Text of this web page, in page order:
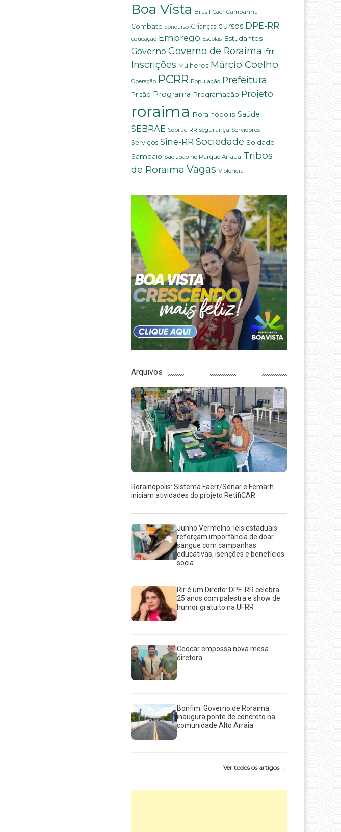
Boa Vista Brasil Caer Campanha
Combate concurso Crianças cursos DPE-RR
educação Emprego Escolas Estudantes
Governo Governo de Roraima ifrr
Inscrições Mulheres Márcio Coelho
Operação PCRR População Prefeitura
Prisão Programa Programação Projeto
roraima Rorainópolis Saúde
SEBRAE Sebrae-RR segurança Servidores
Serviços Sine-RR Sociedade Soldado
Sampaio São João no Parque Anauá Tribos
de Roraima Vagas Violência
Arquivos
Rorainópolis: Sistema Faerr/Senar e Femarh
iniciam atividades do projeto RetifiCAR
Junho Vermelho: leis estaduais
reforçam importância de doar
sangue com campanhas
educativas, isenções e benefícios
socia...
Rir é um Direito: DPE-RR celebra
25 anos com palestra e show de
humor gratuito na UFRR
Cedcar empossa nova mesa
diretora
Bonfim: Governo de Roraima
inaugura ponte de concreto na
comunidade Alto Arraia
Ver todos os artigos →